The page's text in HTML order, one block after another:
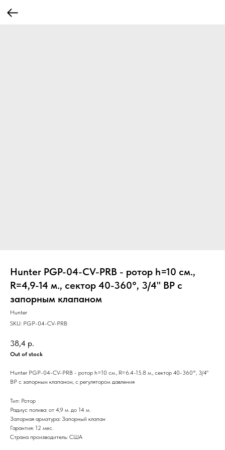
Hunter PGP-04-CV-PRB - ротор h=10 см.,
R=4,9-14 м., сектор 40-360°, 3/4" ВР c
запорным клапаном
Hunter
SKU: PGP-04-CV-PRB
38,4 р.
Out of stock
Hunter PGP-04-CV-PRB - ротор h=10 см., R=6.4-15.8 м., сектор 40-360°, 3/4"
ВР c запорным клапаном, с регулятором давления
Тип: Ротор
Радиус полива: от 4,9 м. до 14 м.
Запорная арматура: Запорный клапан
Гарантия: 12 мес.
Страна производитель: США